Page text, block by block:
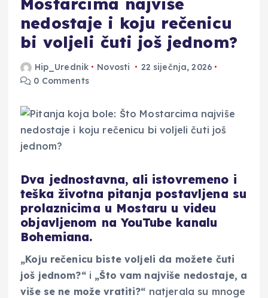
nedostaje i koju rečenicu
bi voljeli čuti još jednom?
Hip_Urednik Novosti
22 siječnja, 2026
0 Comments
Dva jednostavna, ali istovremeno i
teška životna pitanja postavljena su
prolaznicima u Mostaru u videu
objavljenom na YouTube kanalu
Bohemiana.
„Koju rečenicu biste voljeli da možete čuti
još jednom?“i „Što vam najviše nedostaje, a
više se ne može vratiti?“ natjerala su mnoge